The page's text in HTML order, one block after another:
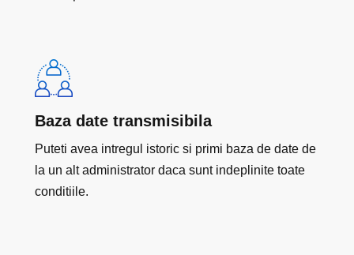
Baza date transmisibila
Puteti avea intregul istoric si primi baza de date de
la un alt administrator daca sunt indeplinite toate
conditiile.